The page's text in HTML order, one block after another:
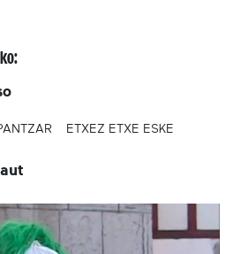
ETXEZ ETXE ESKE